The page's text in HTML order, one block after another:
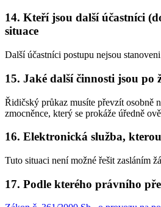
14. Kteří jsou další účastníci
situace
Další účastníci postupu nejsou
15. Jaké další činnosti jsou po
Řidičský průkaz musíte převzít osobně
zmocněnce, který se prokáže úředně
16. Elektronická služba,
Tuto situaci není možné řešit zasláním
17. Podle kterého právního